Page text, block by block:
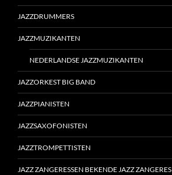
JAZZDRUMMERS
JAZZMUZIKANTEN
NEDERLANDSE JAZZMUZIKANTEN
JAZZORKEST BIG BAND
JAZZPIANISTEN
JAZZSAXOFONISTEN
JAZZTROMPETTISTEN
JAZZ ZANGERESSEN BEKENDE JAZZ ZANGERES